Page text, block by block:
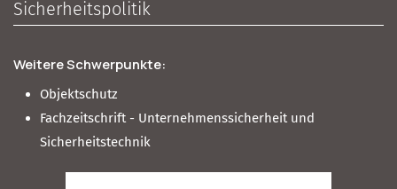
Sicherheitspolitik
Weitere Schwerpunkte:
Objektschutz
Fachzeitschrift - Unternehmenssicherheit und
Sicherheitstechnik